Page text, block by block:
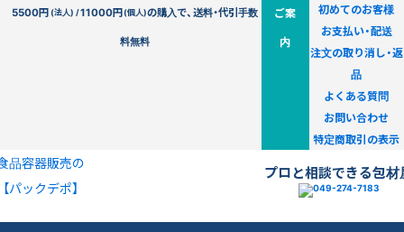
5500円(法人) /11000円(個人)の購入で、送料・代引手数
料無料
ご案
内
初めてのお客様
お支払い・配送
注文の取り消し・返
品
よくある質問
お問い合わせ
特定商取引の表示
品容器販売の
【パックデポ】
プロと相談できる包材